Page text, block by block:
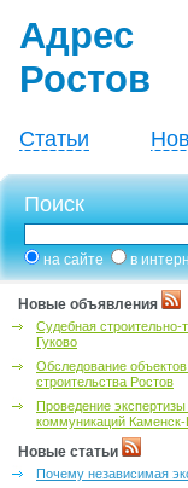
Адрес
Ростов
Статьи
Поиск
на сайте в
Новые объявления
Судебная строительно-
Гуково
Обследование
строительства Ростов
Проведение
коммуникаций
Новые статьи
Почему независимая